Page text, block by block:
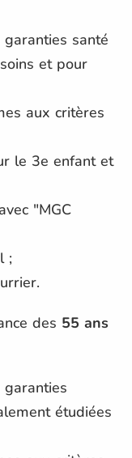
santé
et pour
aux critères
le 3e enfant et
"MGC
;
des 55 ans
étudiées